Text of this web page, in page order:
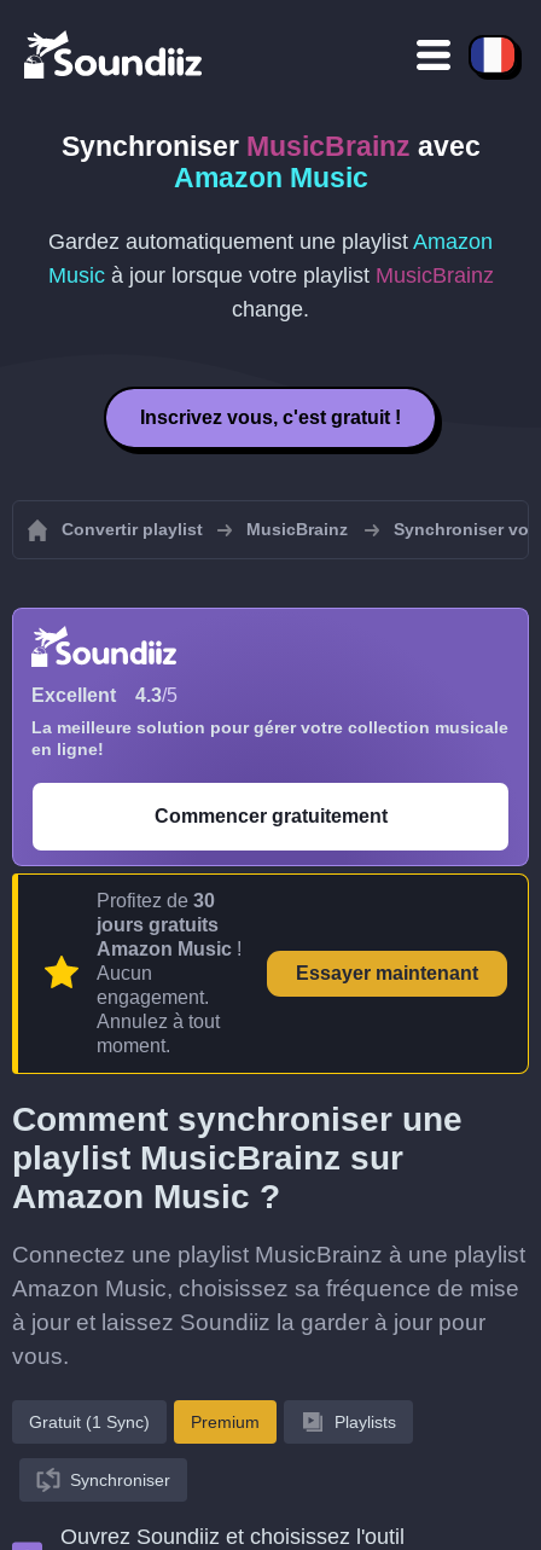
Synchroniser MusicBrainz avec
Amazon Music
Gardez automatiquement une playlist Amazon
Musicà jour lorsque votre playlist MusicBrainz
change.
Inscrivez vous, c'est gratuit !
Convertir playlist MusicBrainz Synchroniser
Excellent 4.3/5
La meilleure solution pour gérer votre collection musicale
en ligne!
Commencer gratuitement
Profitez de 30
jours gratuits
Amazon Music !
Aucun
engagement.
Annulez à tout
moment.
Essayer maintenant
Comment synchroniser une
playlist MusicBrainz sur
Amazon Music ?
Connectez une playlist MusicBrainz à une playlist
Amazon Music, choisissez sa fréquence de mise
à jour et laissez Soundiiz la garder à jour pour
vous.
Gratuit (1 Sync) Premium Playlists
Synchroniser
Ouvrez Soundiiz et choisissez l'outil